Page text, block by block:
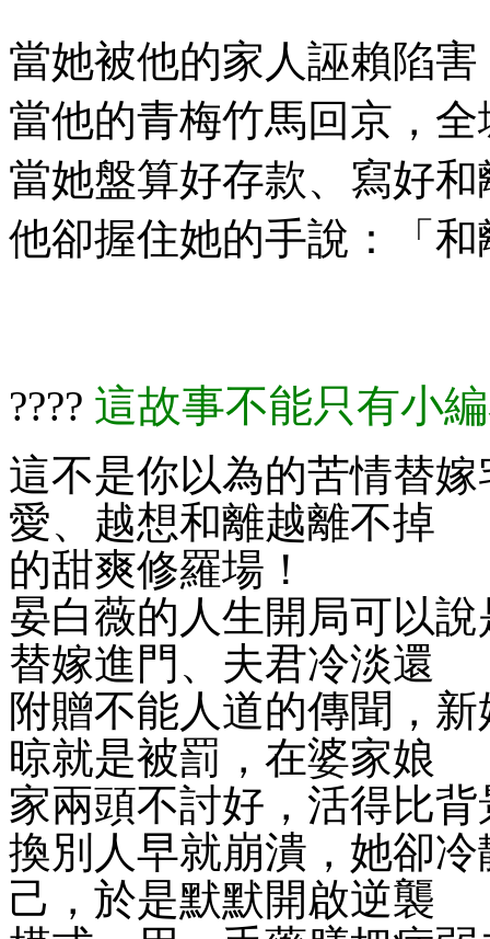
當她被他的家人誣賴陷
當他的青梅竹馬回京，
當她盤算好存款、寫好
他卻握住她的手說：「
????​​​ 這故事不能只有小
這不是你以為的苦情替
愛、越想和離越離不掉
的甜爽修羅場！
晏白薇的人生開局可以
替嫁進門、夫君冷淡還
附贈不能人道的傳聞，
晾就是被罰，在婆家娘
家兩頭不討好，活得比
換別人早就崩潰，她卻
己，於是默默開啟逆襲